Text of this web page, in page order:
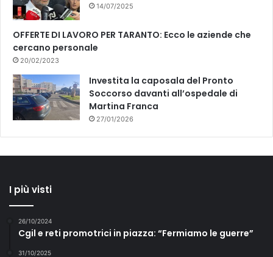
14/07/2025
OFFERTE DI LAVORO PER TARANTO: Ecco le aziende che
cercano personale
20/02/2023
Investita la caposala del Pronto
Soccorso davanti all’ospedale di
Martina Franca
27/01/2026
I più visti
26/10/2024
Cgil e reti promotrici in piazza: “Fermiamo le guerre”
31/10/2025